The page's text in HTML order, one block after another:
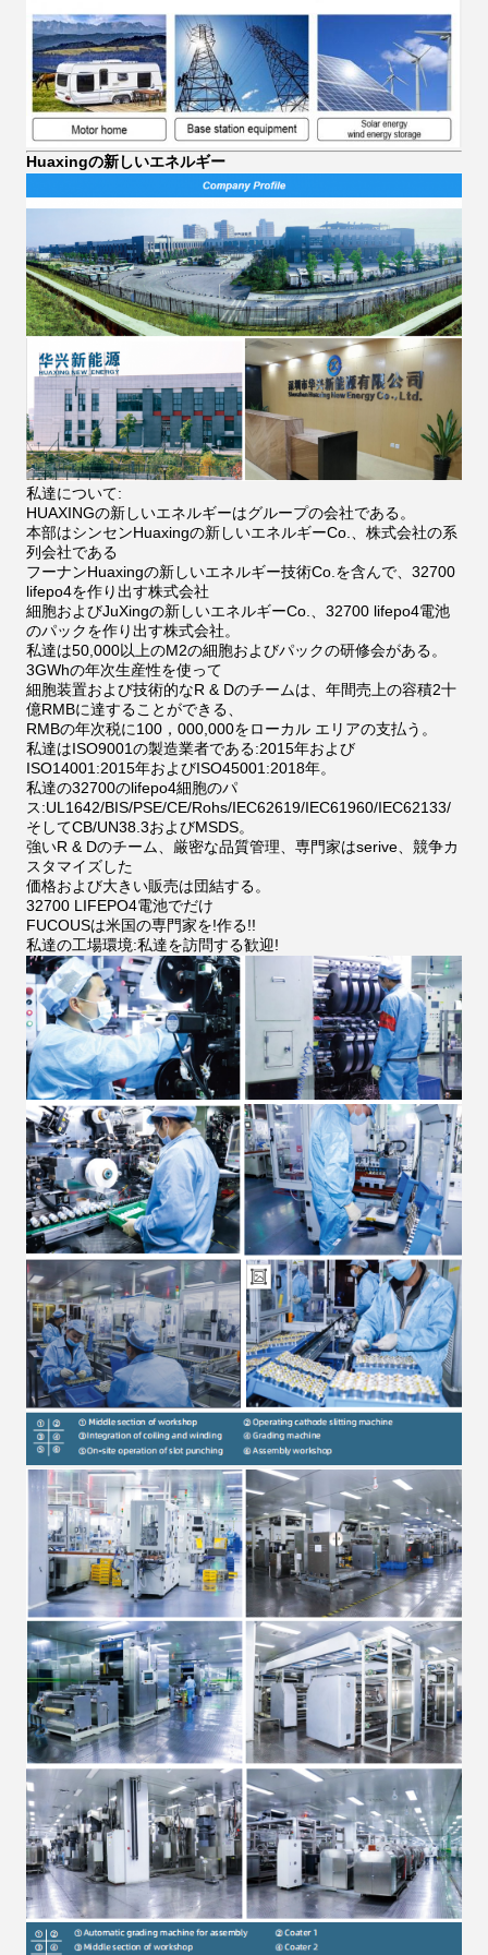
Huaxingの新しいエネルギー
私達について:
HUAXINGの新しいエネルギーはグループの会社である。
本部はシンセンHuaxingの新しいエネルギーCo.、株式会社の系
列会社である
フーナンHuaxingの新しいエネルギー技術Co.を含んで、32700
lifepo4を作り出す株式会社
細胞およびJuXingの新しいエネルギーCo.、32700 lifepo4電池
のパックを作り出す株式会社。
私達は50,000以上のM2の細胞およびパックの研修会がある。
3GWhの年次生産性を使って
細胞装置および技術的なR & Dのチームは、年間売上の容積2十
億RMBに達することができる、
RMBの年次税に100，000,000をローカル エリアの支払う。
私達はISO9001の製造業者である:2015年および
ISO14001:2015年およびISO45001:2018年。
私達の32700のlifepo4細胞のパ
ス:UL1642/BIS/PSE/CE/Rohs/IEC62619/IEC61960/IEC62133/
そしてCB/UN38.3およびMSDS。
強いR & Dのチーム、厳密な品質管理、専門家はserive、競争カ
スタマイズした
価格および大きい販売は団結する。
32700 LIFEPO4電池でだけ
FUCOUSは米国の専門家を!作る!!
私達の工場環境:私達を訪問する歓迎!